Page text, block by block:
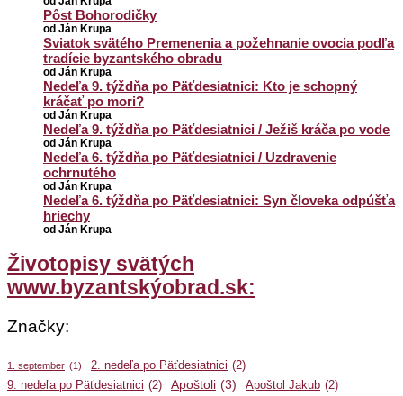
Pôst Bohorodičky
od Ján Krupa
Sviatok svätého Premenenia a požehnanie ovocia podľa
tradície byzantského obradu
od Ján Krupa
Nedeľa 9. týždňa po Päťdesiatnici: Kto je schopný
kráčať po mori?
od Ján Krupa
Nedeľa 9. týždňa po Päťdesiatnici / Ježiš kráča po vode
od Ján Krupa
Nedeľa 6. týždňa po Päťdesiatnici / Uzdravenie
ochrnutého
od Ján Krupa
Nedeľa 6. týždňa po Päťdesiatnici: Syn človeka odpúšťa
hriechy
od Ján Krupa
Životopisy svätých
www.byzantskýobrad.sk:
Značky:
1. september (1) 2. nedeľa po Päťdesiatnici (2)
9. nedeľa po Päťdesiatnici (2) Apoštoli (3) Apoštol Jakub (2)